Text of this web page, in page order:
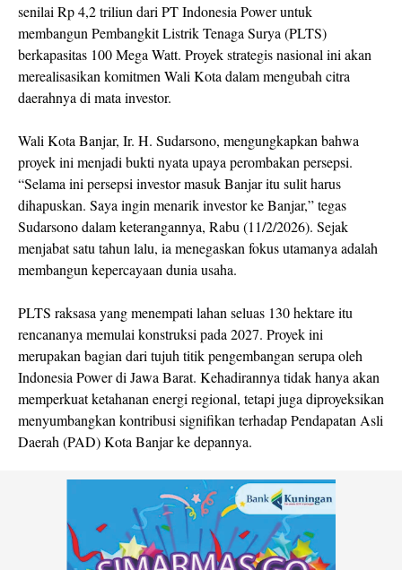
senilai Rp 4,2 triliun dari PT Indonesia Power untuk
membangun Pembangkit Listrik Tenaga Surya (PLTS)
berkapasitas 100 Mega Watt. Proyek strategis nasional ini akan
merealisasikan komitmen Wali Kota dalam mengubah citra
daerahnya di mata investor.
Wali Kota Banjar, Ir. H. Sudarsono, mengungkapkan bahwa
proyek ini menjadi bukti nyata upaya perombakan persepsi.
“Selama ini persepsi investor masuk Banjar itu sulit harus
dihapuskan. Saya ingin menarik investor ke Banjar,” tegas
Sudarsono dalam keterangannya, Rabu (11/2/2026). Sejak
menjabat satu tahun lalu, ia menegaskan fokus utamanya adalah
membangun kepercayaan dunia usaha.
PLTS raksasa yang menempati lahan seluas 130 hektare itu
rencananya memulai konstruksi pada 2027. Proyek ini
merupakan bagian dari tujuh titik pengembangan serupa oleh
Indonesia Power di Jawa Barat. Kehadirannya tidak hanya akan
memperkuat ketahanan energi regional, tetapi juga diproyeksikan
menyumbangkan kontribusi signifikan terhadap Pendapatan Asli
Daerah (PAD) Kota Banjar ke depannya.